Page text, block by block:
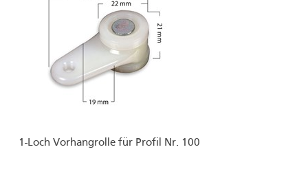
1-Loch Vorhangrolle für Profil Nr. 100